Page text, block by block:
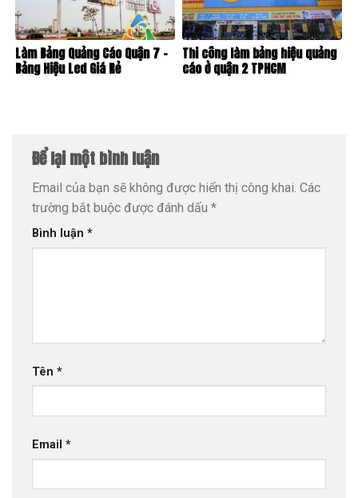
Làm Bảng Quảng Cáo Quận 7 –
Bảng Hiệu Led Giá Rẻ
Thi công làm bảng hiệu quảng
cáo ở quận 2 TPHCM
Để lại một bình luận
Email của bạn sẽ không được hiển thị công khai. Các
trường bắt buộc được đánh dấu *
Bình luận *
Tên *
Email *